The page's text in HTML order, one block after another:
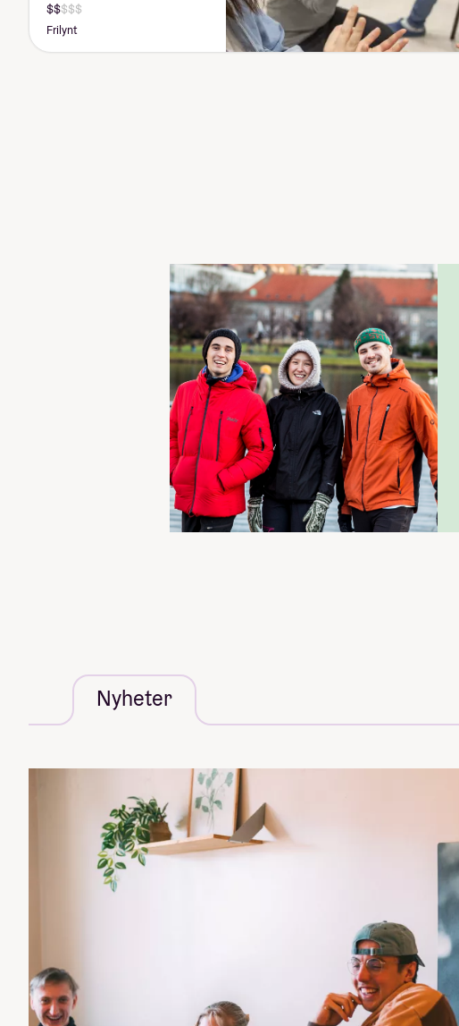
Pris:
125
000-
140
Frilynt
Nyheter